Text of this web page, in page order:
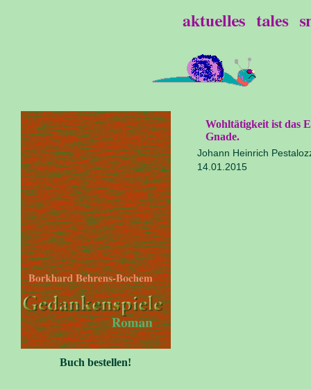
Buch bestellen!
Wohltätigkeit ist das
Gnade.
Johann Heinrich
14.01.2015